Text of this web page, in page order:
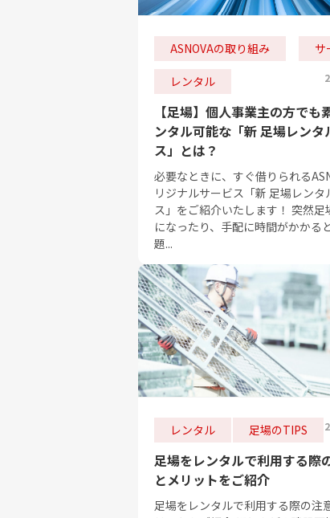
ASNOVAの取り組み サ
レンタル
【足場】個人事業主の方でも
ンタル可能な「新 足場レンタ
ス」とは？
必要なときに、すぐ借りられる
リジナルサービス「新 足場レンタ
ス」をご紹介いたします！ 突然足
になったり、手配に時間がかかる
題...
レンタル 足場のTIPS
足場をレンタルで利用する際
とメリットをご紹介
足場をレンタルで利用する際の注